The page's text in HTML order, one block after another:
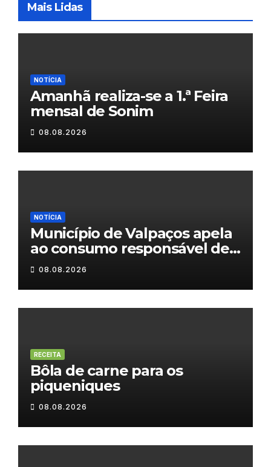
Mais Lidas
NOTÍCIA
Amanhã realiza-se a 1.ª Feira
mensal de Sonim
08.08.2026
NOTÍCIA
Município de Valpaços apela
ao consumo responsável de
água
08.08.2026
RECEITA
Bôla de carne para os
piqueniques
08.08.2026